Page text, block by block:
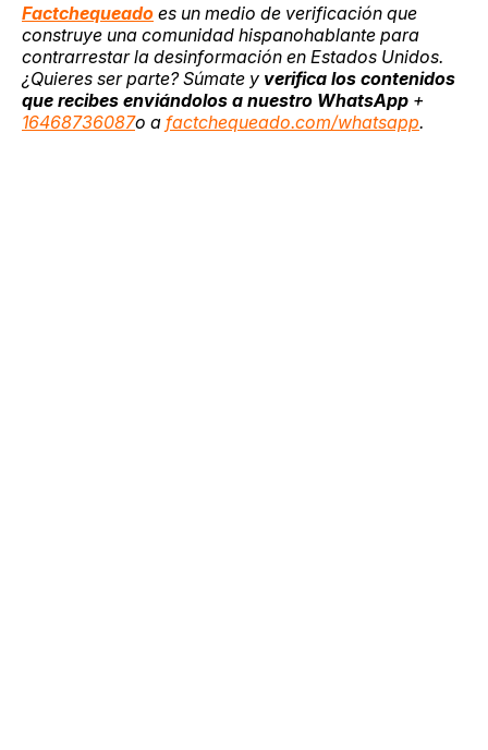
Factchequeado es un medio de verificación que
construye una comunidad hispanohablante para
contrarrestar la desinformación en Estados Unidos.
¿Quieres ser parte? Súmate y verifica los contenidos
que recibes enviándolos a nuestro WhatsApp +
16468736087o a factchequeado.com/whatsapp.